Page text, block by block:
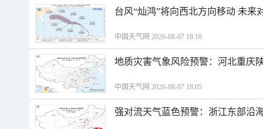
台风“灿鸿”将向西北方向移动 未来
中国天气网 2026-08-07 18:10
地质灾害气象风险预警：河北重庆
中国天气网 2026-08-07 18:05
强对流天气蓝色预警：浙江东部沿